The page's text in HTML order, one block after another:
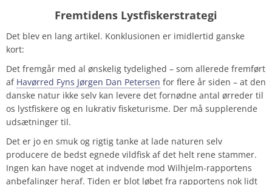
Fremtidens Lystfiskerstrategi
Det blev en lang artikel. Konklusionen er imidlertid ganske
kort:
Det fremgår med al ønskelig tydelighed – som allerede fremført
af Havørred Fyns Jørgen Dan Petersen for flere år siden – at den
danske natur ikke selv kan levere det fornødne antal ørreder til
os lystfiskere og en lukrativ fisketurisme. Der må supplerende
udsætninger til.
Det er jo en smuk og rigtig tanke at lade naturen selv
producere de bedst egnede vildfisk af det helt rene stammer.
Ingen kan have noget at indvende mod Wilhjelm-rapportens
anbefalinger heraf. Tiden er blot løbet fra rapportens nok lidt